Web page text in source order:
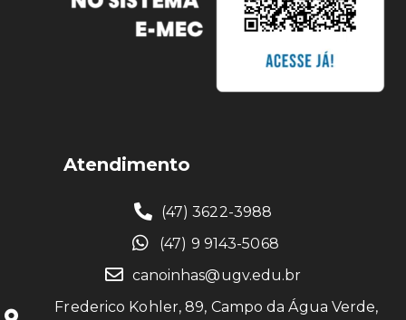
Atendimento
(47) 3622-3988
(47) 9 9143-5068
canoinhas@ugv.edu.br
Frederico Kohler, 89, Campo da Água Verde,